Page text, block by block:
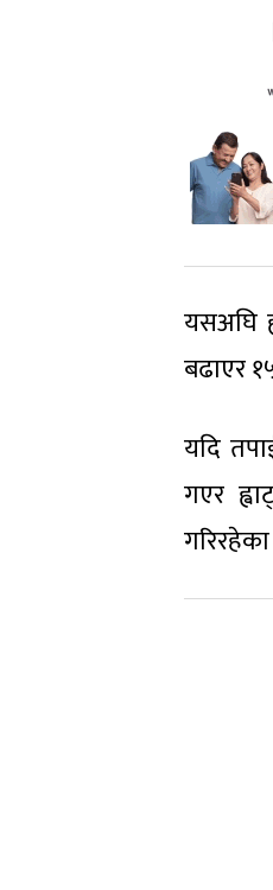
यसअघि
बढाएर
यदि
गएर